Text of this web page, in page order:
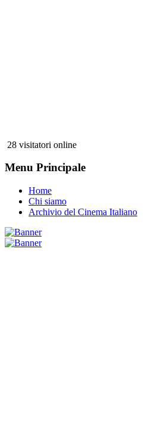
28 visitatori online
Menu Principale
Home
Chi siamo
Archivio del Cinema Italiano